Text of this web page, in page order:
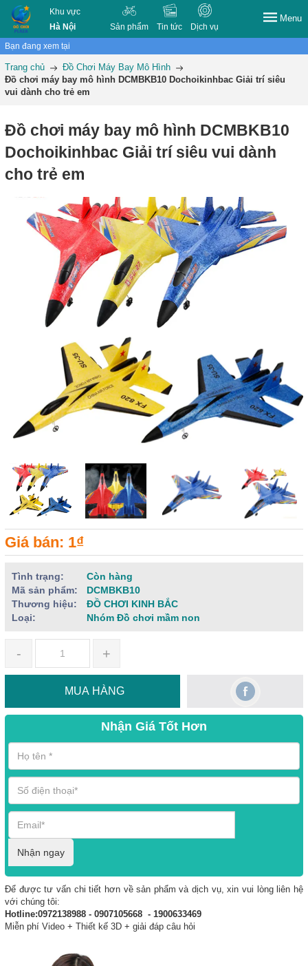
Khu vực
Hà Nội
Sản phẩm Tin tức Dịch vụ
Menu
Bạn đang xem tại
Trang chủ
Đồ Chơi Máy Bay Mô Hình
Đồ chơi máy bay mô hình DCMBKB10 Dochoikinhbac Giải trí siêu
vui dành cho trẻ em
Đồ chơi máy bay mô hình DCMBKB10
Dochoikinhbac Giải trí siêu vui dành
cho trẻ em
Giá bán: 1₫
Tình trạng:
Còn hàng
Mã sản phẩm:
DCMBKB10
Thương hiệu:
ĐỒ CHƠI KINH BẮC
Loại:
Nhóm Đồ chơi mầm non
- +
MUA HÀNG
Nhận Giá Tốt Hơn
Nhận ngay
Để được tư vấn chi tiết hơn về sản phẩm và dịch vụ, xin vui lòng liên hệ
với chúng tôi:
Hotline:0972138988 - 0907105668 - 1900633469
Miễn phí Video + Thiết kế 3D + giải đáp câu hỏi